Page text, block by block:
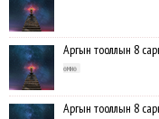
Аргын тооллын 8
өмнө
Аргын тооллын 8